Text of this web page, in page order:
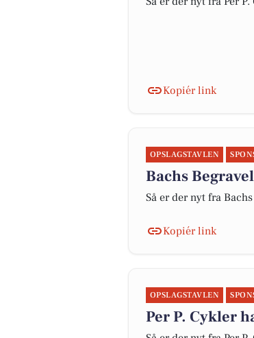
Kopiér link
OPSLAGSTAVLEN
Bachs
Så er der nyt fra
Kopiér link
OPSLAGSTAVLEN
Per P. Cykler